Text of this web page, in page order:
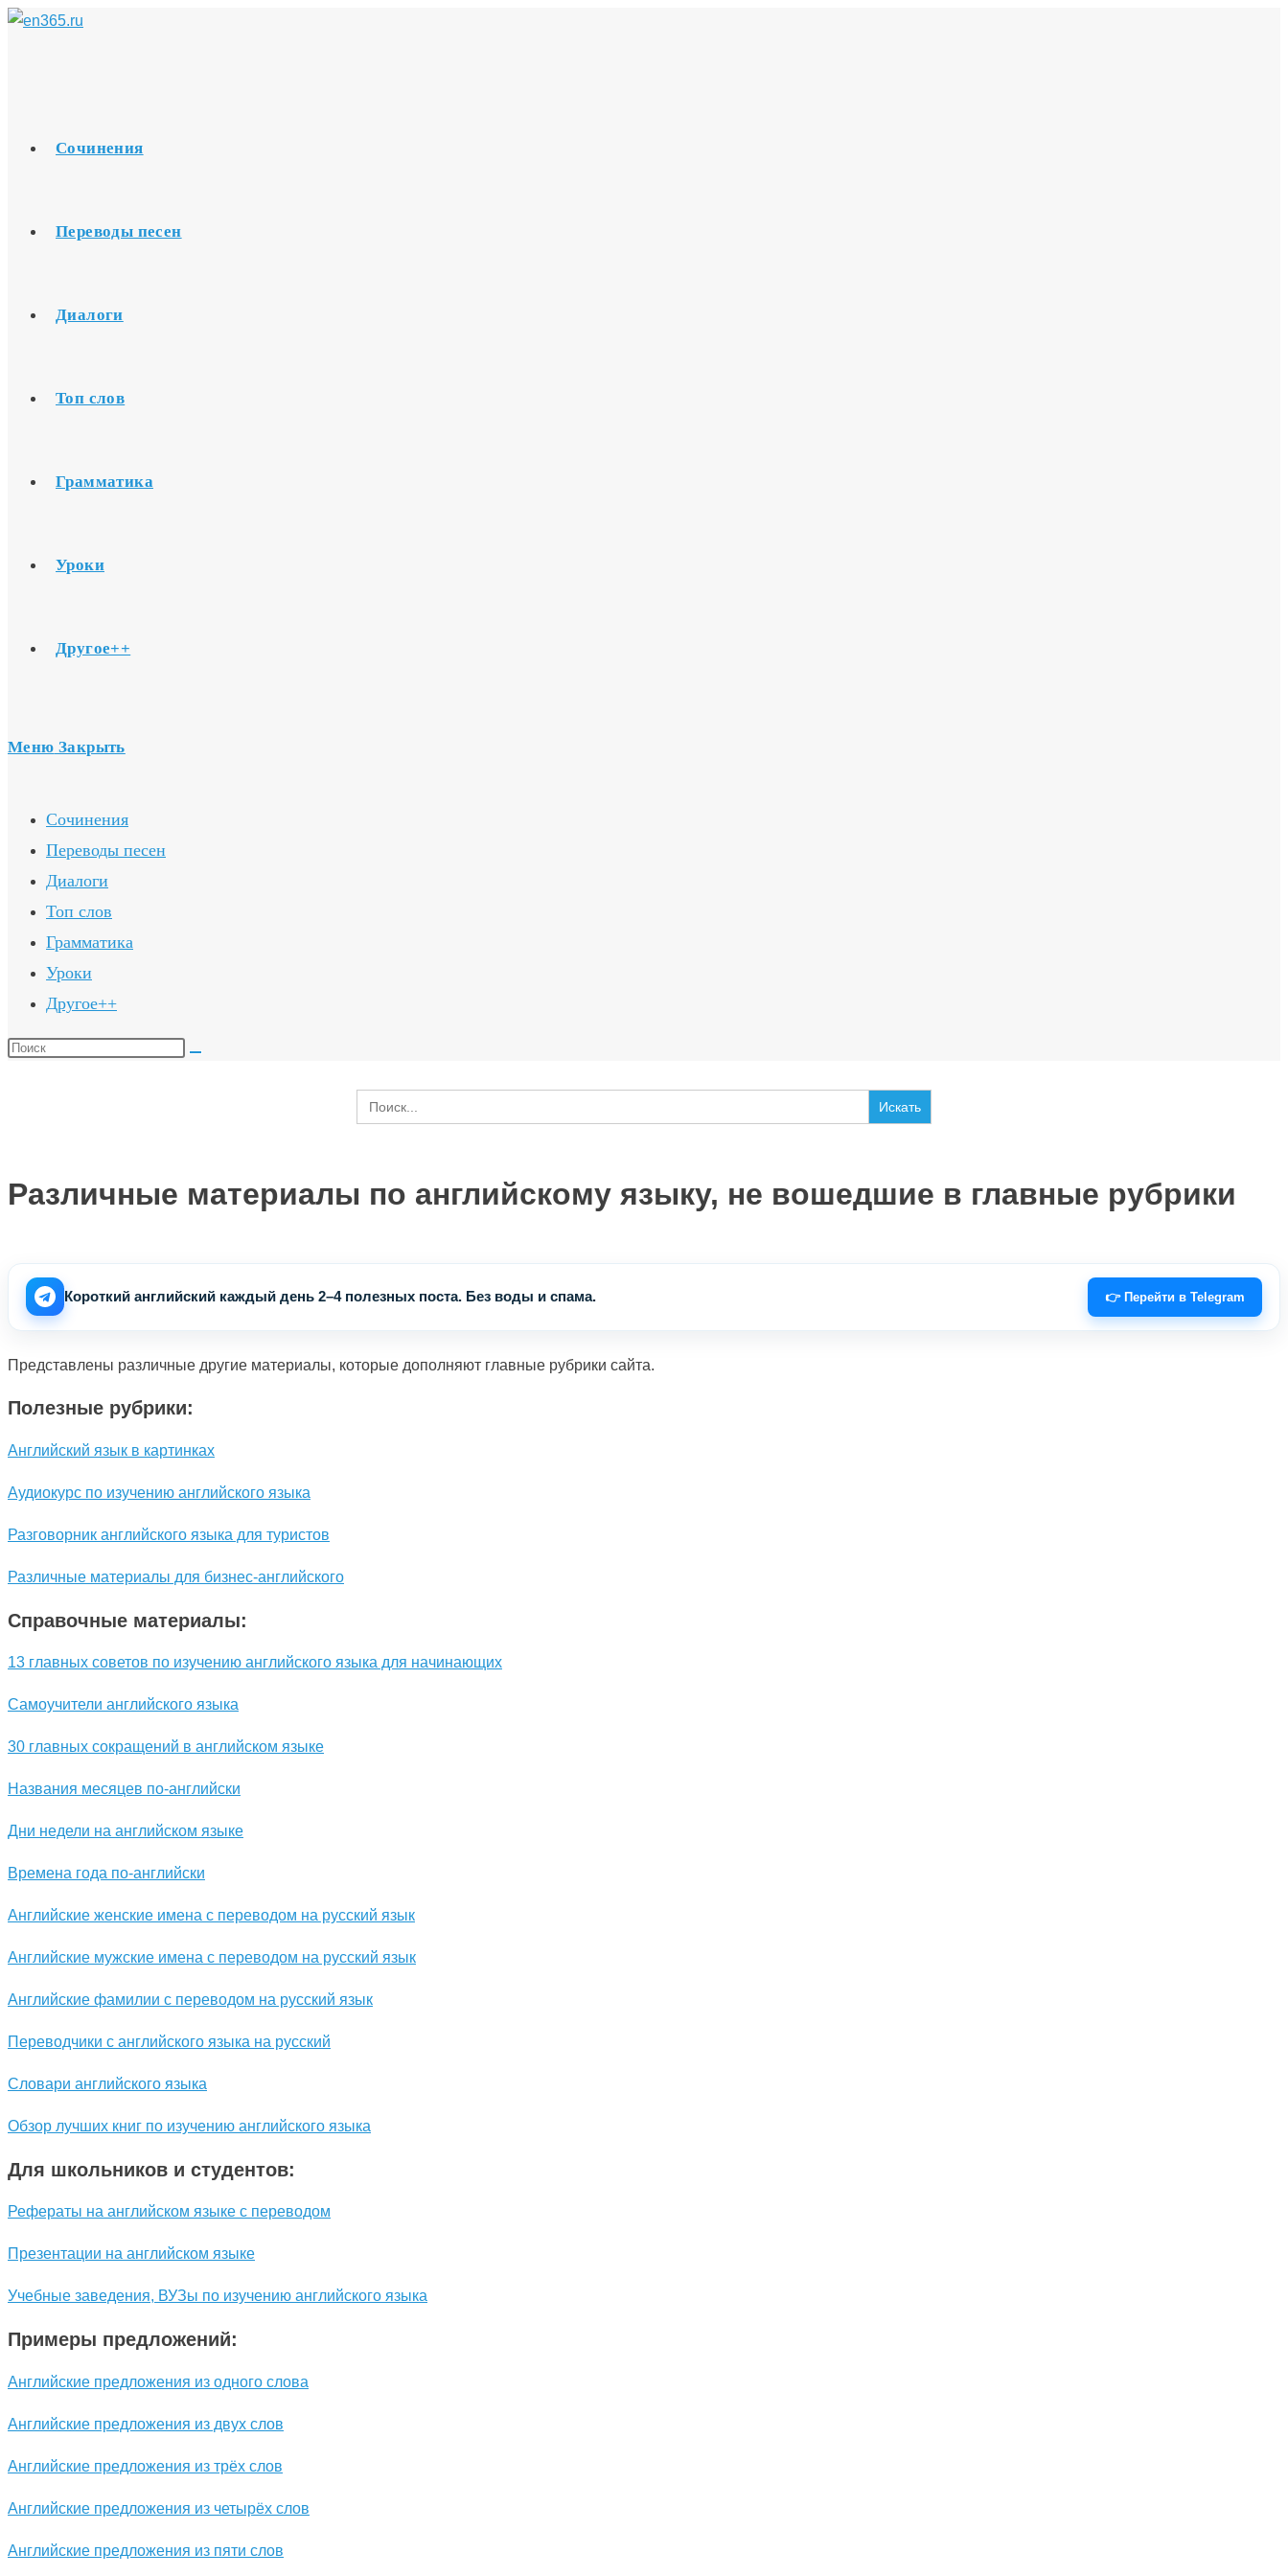
Перейти
Сочинения
Переводы песен
Диалоги
Топ слов
Грамматика
Уроки
Другое++
Меню Закрыть
Сочинения
Переводы песен
Диалоги
Топ слов
Грамматика
Уроки
Другое++
Поиск
Search
for:
Различные материалы по английскому языку, не вошедшие в главные рубрики
Короткий английский каждый день 2–4 полезных поста. Без воды и спама. 👉 Перейти в Telegram
Представлены различные другие материалы, которые дополняют главные рубрики сайта.
Полезные рубрики:
Английский язык в картинках
Аудиокурс по изучению английского языка
Разговорник английского языка для туристов
Различные материалы для бизнес-английского
Справочные материалы:
13 главных советов по изучению английского языка для начинающих
Самоучители английского языка
30 главных сокращений в английском языке
Названия месяцев по-английски
Дни недели на английском языке
Времена года по-английски
Английские женские имена с переводом на русский язык
Английские мужские имена с переводом на русский язык
Английские фамилии с переводом на русский язык
Переводчики с английского языка на русский
Словари английского языка
Обзор лучших книг по изучению английского языка
Для школьников и студентов:
Рефераты на английском языке с переводом
Презентации на английском языке
Учебные заведения, ВУЗы по изучению английского языка
Примеры предложений:
Английские предложения из одного слова
Английские предложения из двух слов
Английские предложения из трёх слов
Английские предложения из четырёх слов
Английские предложения из пяти слов